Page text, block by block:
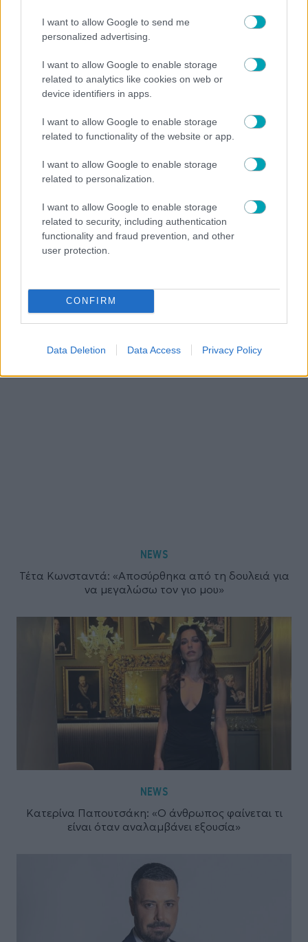
I want to allow Google to send me
personalized advertising.
I want to allow Google to enable storage
related to analytics like cookies on web or
device identifiers in apps.
I want to allow Google to enable storage
related to functionality of the website or app.
I want to allow Google to enable storage
related to personalization.
I want to allow Google to enable storage
related to security, including authentication
functionality and fraud prevention, and other
user protection.
CONFIRM
Data Deletion Data Access Privacy Policy
NEWS
Γιώργος Παράσχος: Συνεχίζει τη μάχη με τον
καρκίνο – Η νέα ανάρτηση από το νοσοκομείο
NEWS
Τέτα Κωνσταντά: «Αποσύρθηκα από τη δουλειά για
να μεγαλώσω τον γιο μου»
NEWS
Κατερίνα Παπουτσάκη: «Ο άνθρωπος φαίνεται τι
είναι όταν αναλαμβάνει εξουσία»